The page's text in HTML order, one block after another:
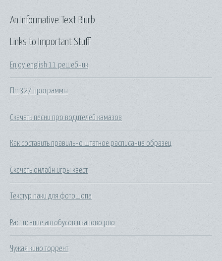
Links to Important Stuff
Enjoy english 11 решебник
Elm327 программы
Скачать песни про водителей камазов
Как составить правильно штатное расписание образец
Скачать онлайн игры квест
Текстур паки для фотошопа
Расписание автобусов иваново рио
Чужая кино торрент
An Informative Text Blurb